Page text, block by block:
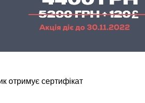
отримує сертифікат